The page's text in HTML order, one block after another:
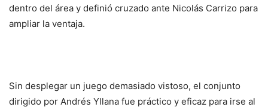
dentro del área y definió cruzado ante Nicolás Carrizo para
ampliar la ventaja.
Sin desplegar un juego demasiado vistoso, el conjunto
dirigido por Andrés Yllana fue práctico y eficaz para irse al